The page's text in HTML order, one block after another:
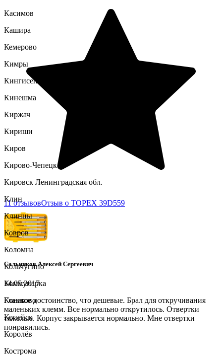
11 отзывовОтзыв о TOPEX 39D559
Сальников Алексей Сергеевич
14.05.2017
Главное достоинство, что дешевые. Брал для откручивания
маленьких клемм. Все нормально открутилось. Отвертки
тяжелые. Корпус закрывается нормально. Мне отвертки
понравились.
Касимов
Кашира
Кемерово
Кимры
Кингисепп
Кинешма
Киржач
Кириши
Киров
Кирово-Чепецк
Кировск Ленинградская обл.
Клин
Клинцы
Ковров
Коломна
Кольчугино
Коммунарка
Конаково
Копейск
Королёв
Кострома